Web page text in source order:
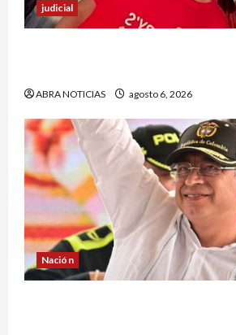
judicial
ABRA NOTICIAS agosto 6, 2026
Nación